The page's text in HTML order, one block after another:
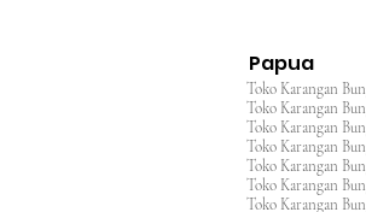
Papua
Toko Karangan
Toko Karangan
Toko Karangan
Toko Karangan
Toko Karangan
Toko Karangan
Toko Karangan